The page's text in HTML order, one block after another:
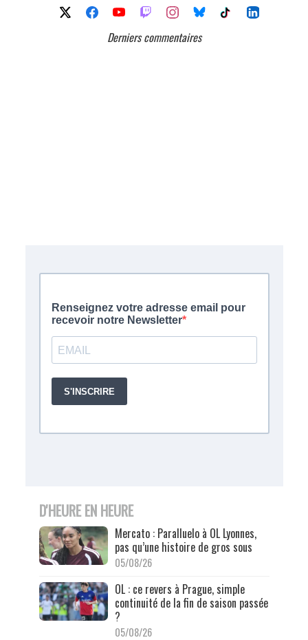
Derniers commentaires
D'HEURE EN HEURE
Mercato : Paralluelo à OL Lyonnes,
pas qu’une histoire de gros sous
05/08/26
OL : ce revers à Prague, simple
continuité de la fin de saison passée
?
05/08/26